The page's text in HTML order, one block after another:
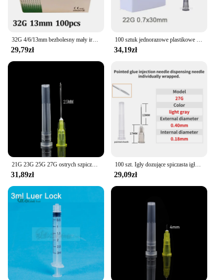
32G 4/6/13mm bezbolesny mały irygator igłowy do zębów jednorazowe strzykawki igły Superfine Beauty igła części do narzędzi do powiek
29,79zł
100 sztuk jednorazowe plastikowe medyczne piękno 18G,30G,22G,23G,25G,27G bezbolesne małe igły sterylne wtryskiwacz mikro hydermic narzędzie
34,19zł
21G 23G 25G 27G ostrych szpiczastych igieł jednorazowe igły sterylnego dozownika pakowane pojedynczo
31,89zł
100 szt. Igły dozujące spiczasta igła wtryskowa przezroczysta strzykawka igła bagnetowa z przezroczystą nasadką, narzędzie do klejenia
29,09zł